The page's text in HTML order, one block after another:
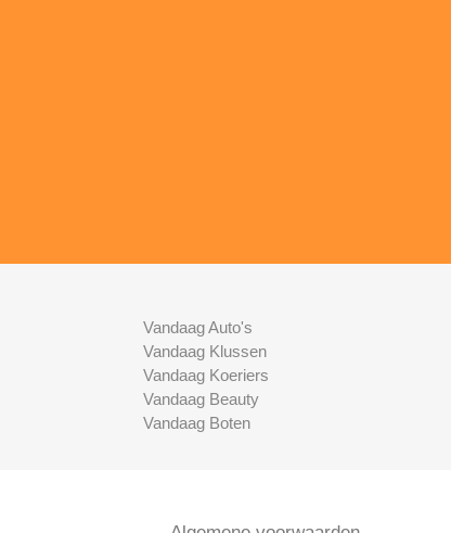
Vandaag Auto's
Vandaag Klussen
Vandaag Koeriers
Vandaag Beauty
Vandaag Boten